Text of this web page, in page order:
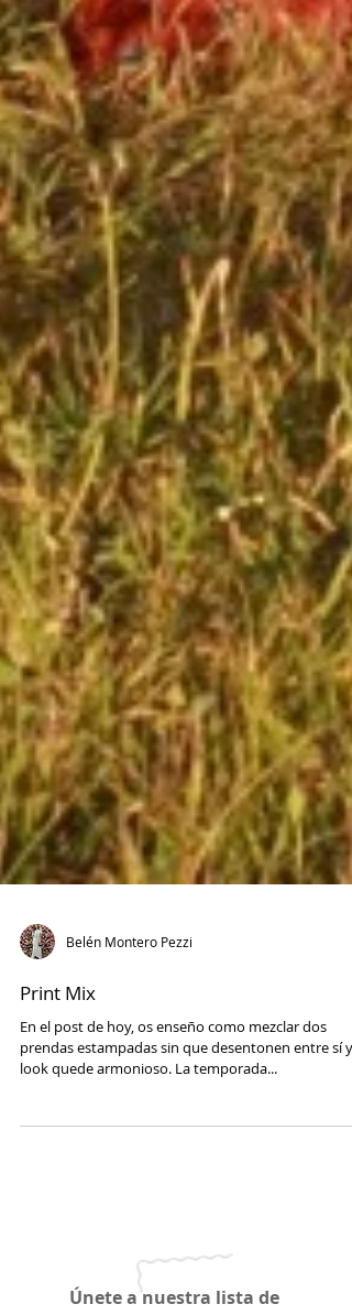
Belén Montero Pezzi
Print Mix
En el post de hoy, os enseño como mezclar dos
look quede armonioso. La temporada...